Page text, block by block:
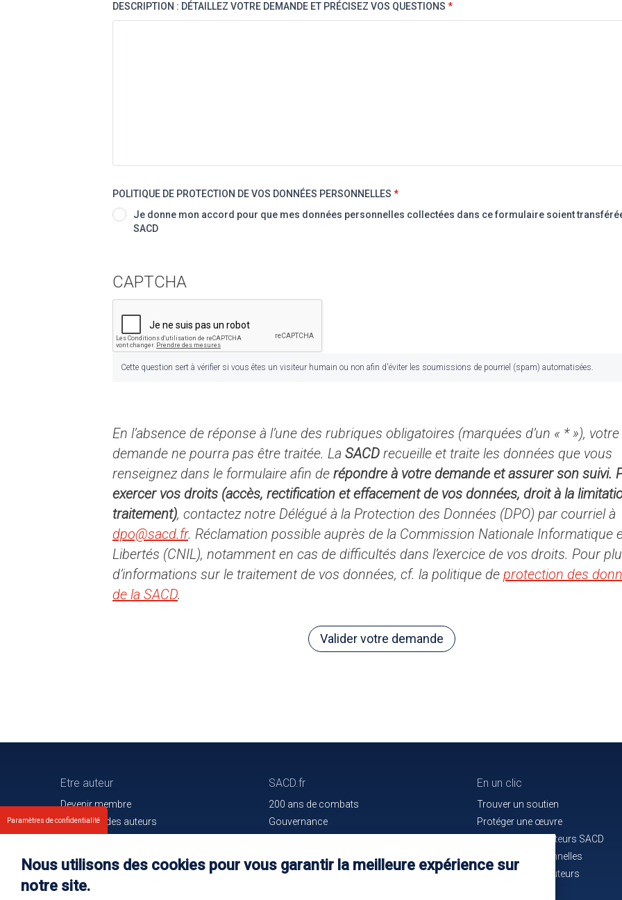
DESCRIPTION : DÉTAILLEZ VOTRE DEMANDE ET PRÉCISEZ VOS QUESTIONS *
POLITIQUE DE PROTECTION DE VOS DONNÉES PERSONNELLES
Je donne mon accord pour que mes données personnelles collectées dans ce formulaire soient
SACD
CAPTCHA
Cette question sert à vérifier si vous êtes un visiteur humain ou non afin d'éviter les soumissions de pourriel (spam) automatisées.
En l’absence de réponse à l’une des rubriques obligatoires (marquées d’un « * »), votre
demande ne pourra pas être traitée. La SACD recueille et traite les données que vous
renseignez dans le formulaire afin de répondre à votre demande et assurer son suivi.
exercer vos droits (accès, rectification et effacement de vos données, droit à la
traitement), contactez notre Délégué à la Protection des Données (DPO) par courriel à
dpo@sacd.fr. Réclamation possible auprès de la Commission Nationale Informatique
Libertés (CNIL), notamment en cas de difficultés dans l’exercice de vos droits. Pour
d’informations sur le traitement de vos données, cf. la politique de protection des
de la SACD.
Valider votre demande
Etre auteur
Devenir membre
Les droits des auteurs
Nos membres
SACD.fr
200 ans de combats
Gouvernance
Communiqués de presse
Oeuvres en cours d'identification
En un clic
Trouver un soutien
Protéger une œuvre
La maison des auteurs SACD
Alertes professionnelles
La mutuelle des auteurs
Paramètres de confidentialité
Nous utilisons des cookies pour vous garantir la meilleure expérience sur
notre site.